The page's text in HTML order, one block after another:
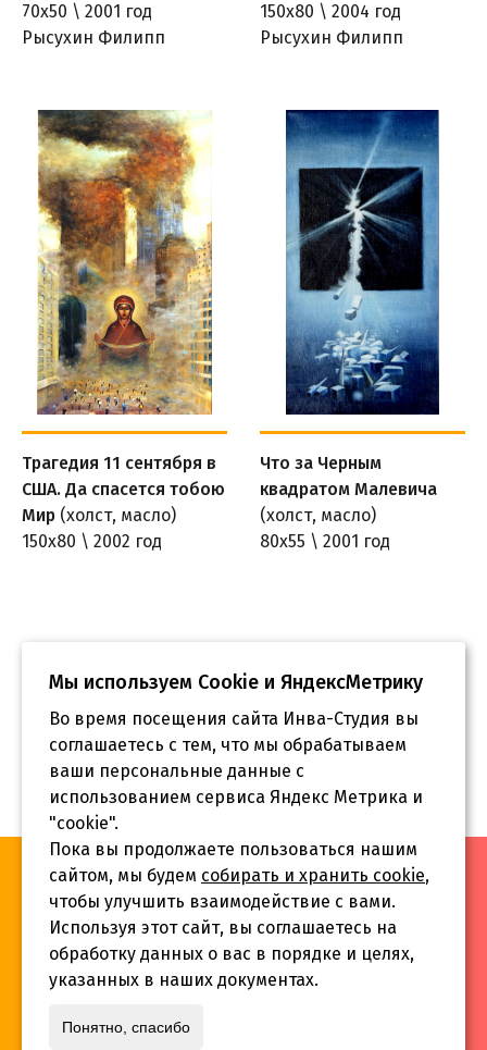
70х50 \ 2001 год
Рысухин Филипп
150х80 \ 2004 год
Рысухин Филипп
Трагедия 11 сентября в
США. Да спасется тобою
Мир (холст, масло)
150х80 \ 2002 год
Что за Черным
квадратом Малевича
(холст, масло)
80х55 \ 2001 год
«Инва-Студия. Академия. Центр социальной реабилитации»,
© 2026 г.
г. Краснодар, ул.Садовая 12/14
Мы используем Сookie и ЯндексМетрику
Во время посещения сайта Инва-Студия вы
соглашаетесь с тем, что мы обрабатываем
ваши персональные данные с
использованием сервиса Яндекс Метрика и
"cookie".
Пока вы продолжаете пользоваться нашим
сайтом, мы будем собирать и хранить cookie,
чтобы улучшить взаимодействие с вами.
Используя этот сайт, вы соглашаетесь на
обработку данных о вас в порядке и целях,
указанных в наших документах.
Понятно, спасибо